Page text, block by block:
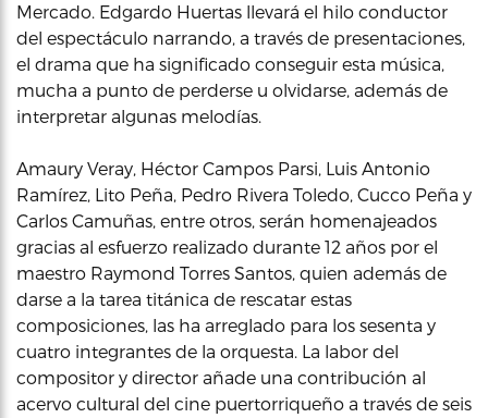
Mercado. Edgardo Huertas llevará el hilo conductor
del espectáculo narrando, a través de presentaciones,
el drama que ha significado conseguir esta música,
mucha a punto de perderse u olvidarse, además de
interpretar algunas melodías.
Amaury Veray, Héctor Campos Parsi, Luis Antonio
Ramírez, Lito Peña, Pedro Rivera Toledo, Cucco Peña y
Carlos Camuñas, entre otros, serán homenajeados
gracias al esfuerzo realizado durante 12 años por el
maestro Raymond Torres Santos, quien además de
darse a la tarea titánica de rescatar estas
composiciones, las ha arreglado para los sesenta y
cuatro integrantes de la orquesta. La labor del
compositor y director añade una contribución al
acervo cultural del cine puertorriqueño a través de seis